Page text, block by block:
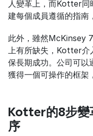
人變革上，而Kotter同
建每個成員遵循的指南
此外，雖然McKinsey
上有所缺失，Kotter
保長期成功。公司可以
獲得一個可操作的框架
Kotter的8步變
序